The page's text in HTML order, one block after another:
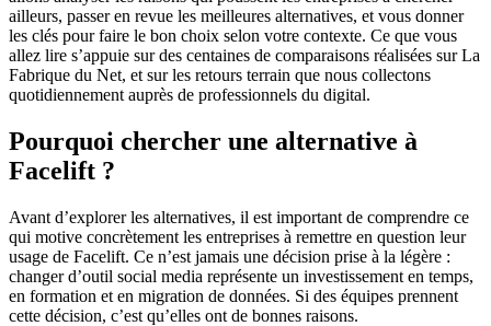
ailleurs, passer en revue les meilleures alternatives, et vous donner
les clés pour faire le bon choix selon votre contexte. Ce que vous
allez lire s’appuie sur des centaines de comparaisons réalisées sur La
Fabrique du Net, et sur les retours terrain que nous collectons
quotidiennement auprès de professionnels du digital.
Pourquoi chercher une alternative à
Facelift ?
Avant d’explorer les alternatives, il est important de comprendre ce
qui motive concrètement les entreprises à remettre en question leur
usage de Facelift. Ce n’est jamais une décision prise à la légère :
changer d’outil social media représente un investissement en temps,
en formation et en migration de données. Si des équipes prennent
cette décision, c’est qu’elles ont de bonnes raisons.